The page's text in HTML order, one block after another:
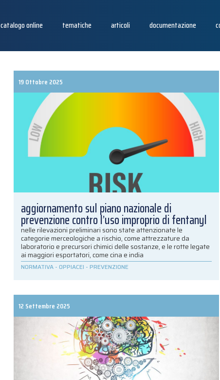
catalogo online tematiche articoli documentazione
19 Ottobre 2025
aggiornamento sul piano nazionale di
prevenzione contro l’uso improprio di fentanyl
nelle rilevazioni preliminari sono state attenzionate le
categorie merceologiche a rischio, come attrezzature da
laboratorio e precursori chimici delle sostanze, e le rotte legate
ai maggiori esportatori, come cina e india
NORMATIVA -OPPIACEI -PREVENZIONE
12 Settembre 2025